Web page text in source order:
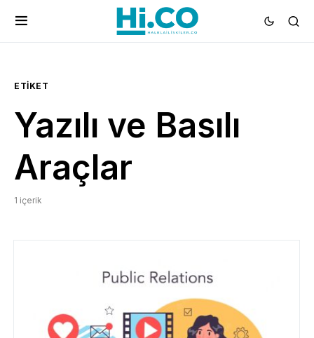
ETIKET
Yazılı ve Basılı
Araçlar
1 içerik